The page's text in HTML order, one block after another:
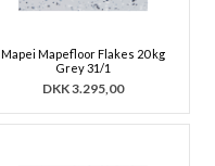
Mapei Mapefloor Flakes 20 kg
Grey 31/1
DKK3.295,00